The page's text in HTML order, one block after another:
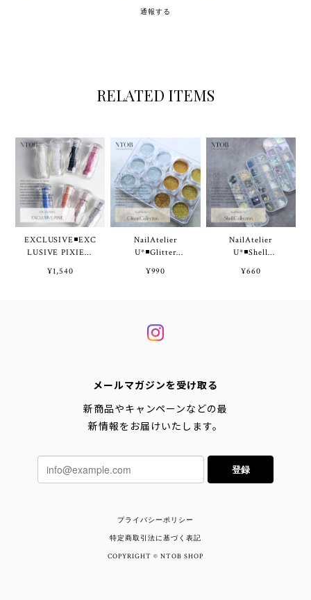
通報する
RELATED ITEMS
EXCLUSIVE◾EXC
LUSIVE PIXIE・
¥1,540
NailAtelier
U*◾️Glitter
¥990
NailAtelier
U*◾️Shell
¥660
メールマガジンを受け取る
新商品やキャンペーンなどの最
新情報をお届けいたします。
登録
プライバシーポリシー
特定商取引法に基づく表記
COPYRIGHT © NTOB SHOP